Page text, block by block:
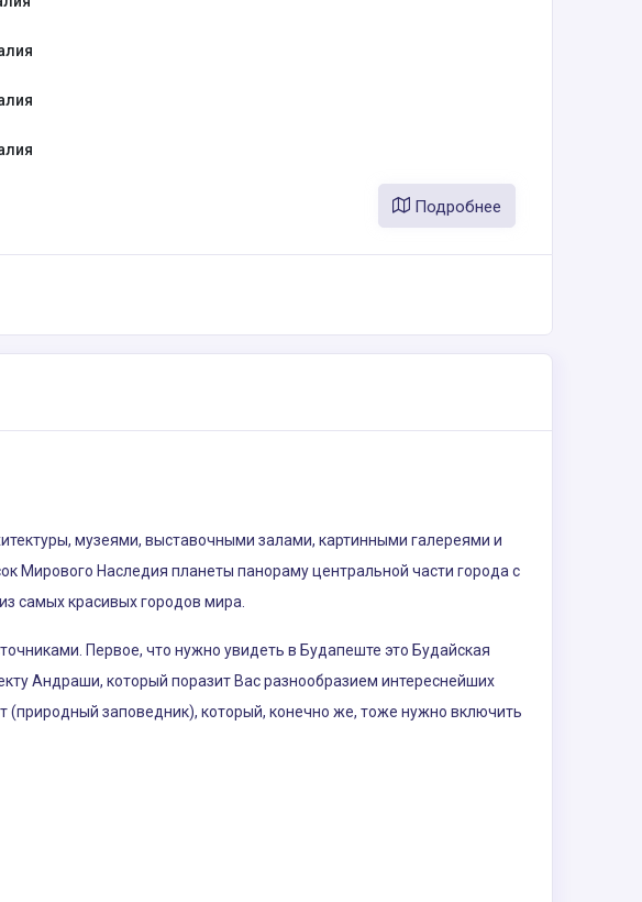
Подробнее
музеями, выставочными залами, картинными галереями и
Мирового Наследия планеты панораму центральной части города с
самых красивых городов мира.
Первое, что нужно увидеть в Будапеште это Будайская
Андраши, который поразит Вас разнообразием интереснейших
(природный заповедник), который, конечно же, тоже нужно включить